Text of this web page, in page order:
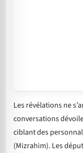
Les révélations ne
conversations
ciblant des
(Mizrahim). Les